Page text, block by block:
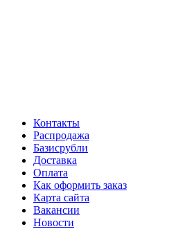
Контакты
Распродажа
Базисрубли
Доставка
Оплата
Как оформить заказ
Карта сайта
Вакансии
Новости